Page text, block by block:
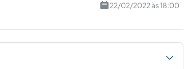
22/02/2022 às 18:00